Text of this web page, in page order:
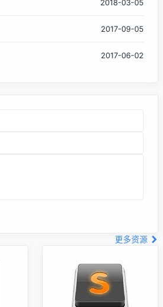
们一致认为用 Swift 改写网站目前还不
要比 Swift 更适合。 那么为了扭转颓
2018-03-05
2017-09-05
2017-06-02
更多资源